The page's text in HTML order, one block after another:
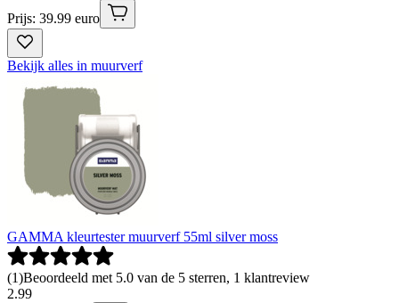
Prijs: 39.99 euro
Bekijk alles in muurverf
GAMMA kleurtester muurverf 55ml silver moss
(1)Beoordeeld met 5.0 van de 5 sterren, 1 klantreview
2.99